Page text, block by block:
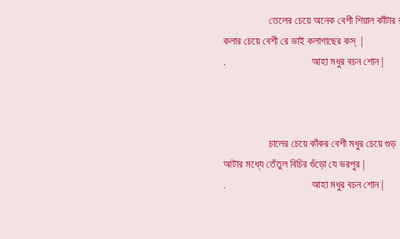
তেলের চেয়ে অনেক বেশী শিয়াল কাঁটার
কলার চেয়ে বেশী রে ভাই কলাগাছের কস্ |
. আহা মধুর বচন শোন |
চালের চেয়ে কাঁকর বেশী মধুর চেয়ে গুড়
আটার মধ্যে তেঁতুল বিচির গুঁড়ো যে ভরপুর |
. আহা মধুর বচন শোন |